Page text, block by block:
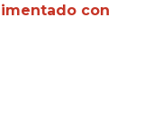
con